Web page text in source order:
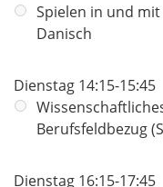
Spielen in und
Danisch
Dienstag 14:15-15:45
Berufsfeldbezug
Dienstag 16:15-17:45